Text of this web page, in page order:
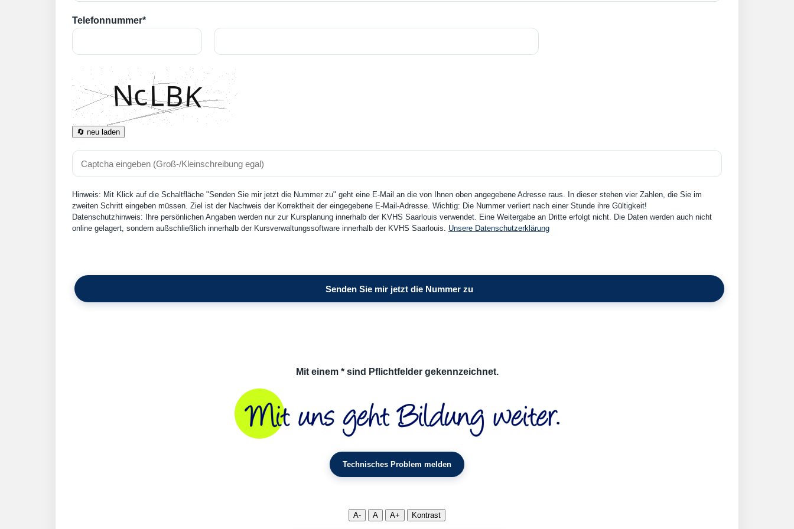
Telefonnummer*
🔄 neu laden
Hinweis: Mit Klick auf die Schaltfläche "Senden Sie mir jetzt die Nummer zu" geht eine E-Mail an die von Ihnen oben angegebene Adresse raus. In dieser stehen vier Zahlen, die Sie im
zweiten Schritt eingeben müssen. Ziel ist der Nachweis der Korrektheit der eingegebene E-Mail-Adresse. Wichtig: Die Nummer verliert nach einer Stunde ihre Gültigkeit!
Datenschutzhinweis: Ihre persönlichen Angaben werden nur zur Kursplanung innerhalb der KVHS Saarlouis verwendet. Eine Weitergabe an Dritte erfolgt nicht. Die Daten werden auch nicht
online gelagert, sondern außschließlich innerhalb der Kursverwaltungssoftware innerhalb der KVHS Saarlouis. Unsere Datenschutzerklärung
Mit einem * sind Pflichtfelder gekennzeichnet.
Technisches Problem melden
A- A A+ Kontrast